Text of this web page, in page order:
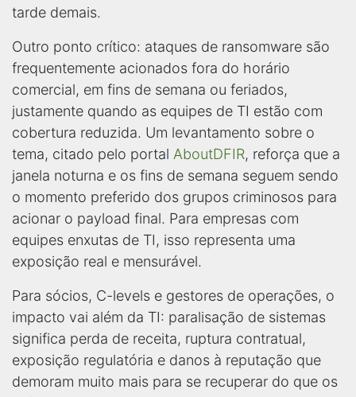
tarde demais.
Outro ponto crítico: ataques de ransomware são
frequentemente acionados fora do horário
comercial, em fins de semana ou feriados,
justamente quando as equipes de TI estão com
cobertura reduzida. Um levantamento sobre o
tema, citado pelo portal AboutDFIR, reforça que a
janela noturna e os fins de semana seguem sendo
o momento preferido dos grupos criminosos para
acionar o payload final. Para empresas com
equipes enxutas de TI, isso representa uma
exposição real e mensurável.
Para sócios, C-levels e gestores de operações, o
impacto vai além da TI: paralisação de sistemas
significa perda de receita, ruptura contratual,
exposição regulatória e danos à reputação que
demoram muito mais para se recuperar do que os